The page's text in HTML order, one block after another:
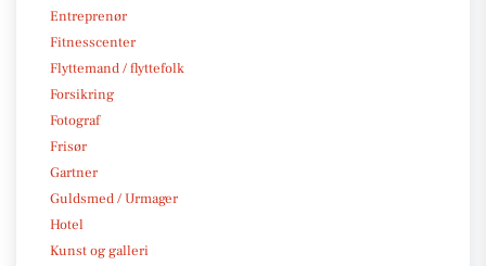
Entreprenør
Fitnesscenter
Flyttemand / flyttefolk
Forsikring
Fotograf
Frisør
Gartner
Guldsmed / Urmager
Hotel
Kunst og galleri